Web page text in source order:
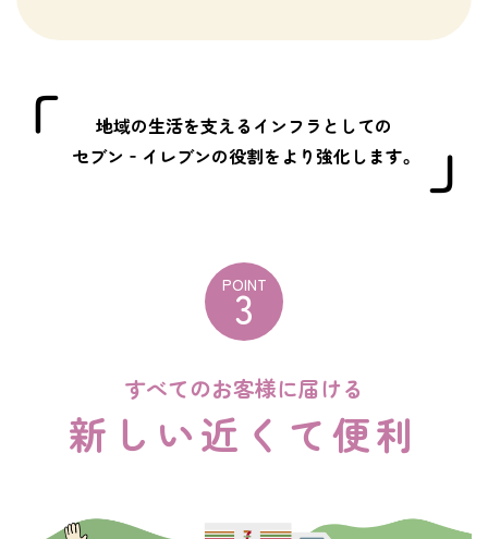
地域の生活を支えるインフラとしての
セブン‐イレブンの役割をより強化します。
POINT
3
すべてのお客様に届ける
新しい近くて便利